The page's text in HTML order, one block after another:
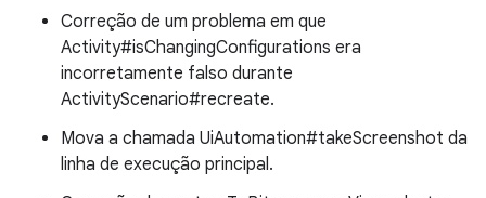
Correção de um problema em que
Activity#isChangingConfigurations era
incorretamente falso durante
ActivityScenario#recreate.
Mova a chamada UiAutomation#takeScreenshot da
linha de execução principal.